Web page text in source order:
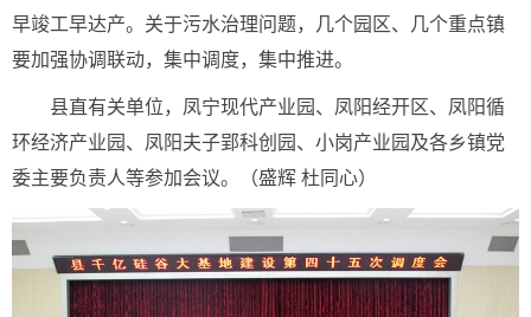
早竣工早达产。关于污水治理问题，几个园区、几个重点镇
要加强协调联动，集中调度，集中推进。
县直有关单位，凤宁现代产业园、凤阳经开区、凤阳循
环经济产业园、凤阳夫子郢科创园、小岗产业园及各乡镇党
委主要负责人等参加会议。（盛辉 杜同心）